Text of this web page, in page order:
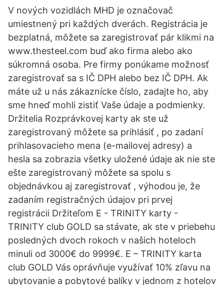
V nových vozidlách MHD je označovač
umiestnený pri každých dverách. Registrácia je
bezplatná, môžete sa zaregistrovať pár klikmi na
www.thesteel.com buď ako firma alebo ako
súkromná osoba. Pre firmy ponúkame možnosť
zaregistrovať sa s IČ DPH alebo bez IČ DPH. Ak
máte už u nás zákaznícke číslo, zadajte ho, aby
sme hneď mohli zistiť Vaše údaje a podmienky.
Držitelia Rozprávkovej karty ak ste už
zaregistrovaný môžete sa prihlásiť , po zadaní
prihlasovacieho mena (e-mailovej adresy) a
hesla sa zobrazia všetky uložené údaje ak nie ste
ešte zaregistrovaný môžete sa spolu s
objednávkou aj zaregistrovať , výhodou je, že
zadaním registračných údajov pri prvej
registrácii Držiteľom E - TRINITY karty -
TRINITY club GOLD sa stávate, ak ste v priebehu
posledných dvoch rokoch v našich hoteloch
minuli od 3000€ do 9999€. E – TRINITY karta
club GOLD Vás oprávňuje využívať 10% zľavu na
ubytovanie a pobytové balíky v jednom z hotelov